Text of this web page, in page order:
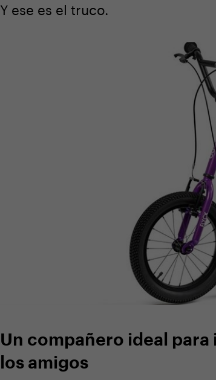
Y ese es el truco.
Un compañero ideal para
los amigos